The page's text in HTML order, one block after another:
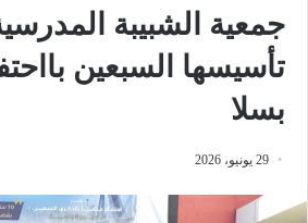
​جمعية الشبيبة
تأسيسها السبعين
بسلا
29 يونيو، 2026